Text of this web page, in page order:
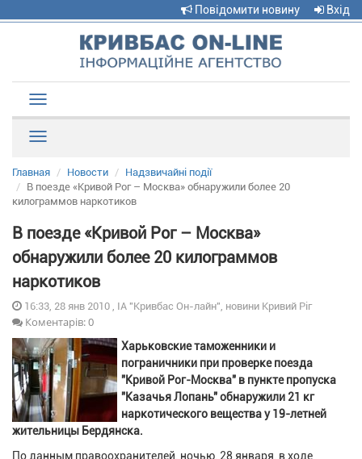
Повідомити новину Вхід
navigation
Главная Новости
Надзвичайні події
В поезде «Кривой Рог – Москва» обнаружили более 20
килограммов наркотиков
В поезде «Кривой Рог – Москва»
обнаружили более 20 килограммов
наркотиков
16:33, 28 янв 2010 , ІА "Кривбас Он-лайн", новини Кривий Ріг
Коментарів: 0
Харьковские таможенники и
пограничники при проверке поезда
"Кривой Рог-Москва" в пункте пропуска
"Казачья Лопань" обнаружили 21 кг
наркотического вещества у 19-летней
жительницы Бердянска.
По данным правоохранителей, ночью, 28 января, в ходе